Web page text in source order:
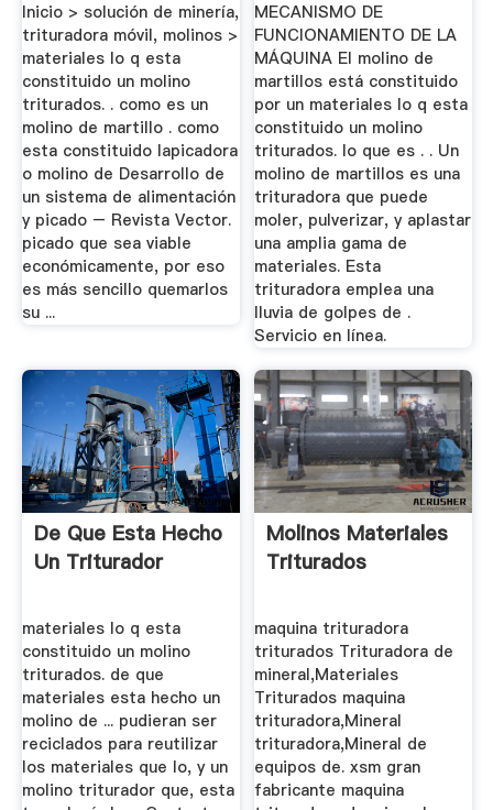
Inicio > solución de minería,
trituradora móvil, molinos >
materiales lo q esta
constituido un molino
triturados. . como es un
molino de martillo . como
esta constituido lapicadora
o molino de Desarrollo de
un sistema de alimentación
y picado – Revista Vector.
picado que sea viable
económicamente, por eso
es más sencillo quemarlos
su ...
MECANISMO DE
FUNCIONAMIENTO DE LA
MÁQUINA El molino de
martillos está constituido
por un materiales lo q esta
constituido un molino
triturados. lo que es . . Un
molino de martillos es una
trituradora que puede
moler, pulverizar, y aplastar
una amplia gama de
materiales. Esta
trituradora emplea una
lluvia de golpes de .
Servicio en línea.
De Que Esta Hecho
Un Triturador
materiales lo q esta
constituido un molino
triturados. de que
materiales esta hecho un
molino de ... pudieran ser
reciclados para reutilizar
los materiales que lo, y un
molino triturador que, esta
Molinos Materiales
Triturados
maquina trituradora
triturados Trituradora de
mineral,Materiales
Triturados maquina
trituradora,Mineral
trituradora,Mineral de
equipos de. xsm gran
fabricante maquina